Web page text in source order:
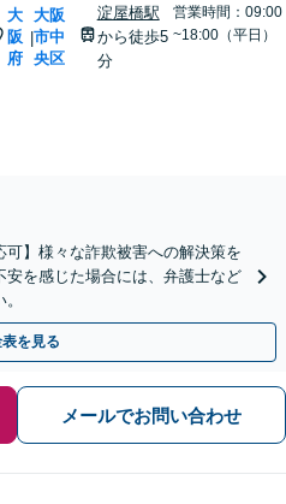
大
阪
府
|
大阪
市中
央区
淀屋橋駅
から徒歩5
分
営業時間：09:00
~18:00（平日）
可】様々な詐欺被害への解決策を
を感じた場合には、弁護士など
を見る
メールでお問い合わせ